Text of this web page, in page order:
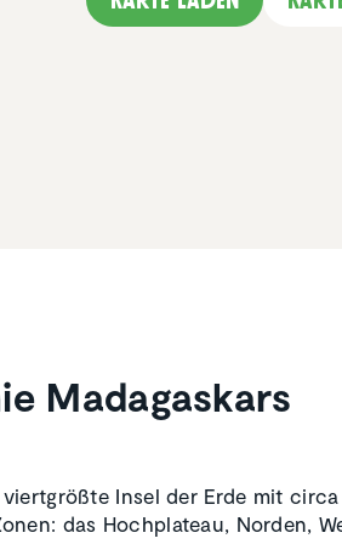
Madagas­kars
Insel der Erde mit
das Hochplateau, Norden,